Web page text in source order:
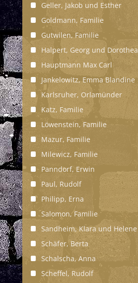
Geller, Jakob und Esther
Goldmann, Familie
Gutwilen, Familie
Halpert, Georg und Dorothea
Hauptmann Max Carl
Jankelowitz, Emma Blandine
Karlsruher, Orlamünder
Katz, Familie
Löwenstein, Familie
Mazur, Familie
Milewicz, Familie
Panndorf, Erwin
Paul, Rudolf
Philipp, Erna
Salomon, Familie
Sandheim, Klara und Helene
Schäfer, Berta
Schalscha, Anna
Scheffel, Rudolf